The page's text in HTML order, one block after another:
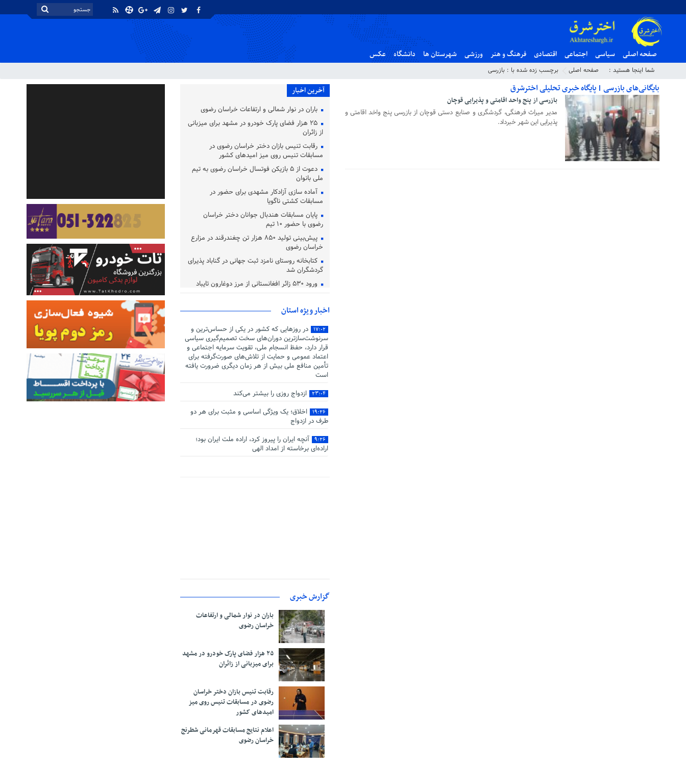
صفحه اصلی سیاسی اجتماعی اقتصادی فرهنگ و هنر ورزشی شهرستان ها دانشگاه عکس
شما اینجا هستید : صفحه اصلی برچسب زده شده با : بازرسی
بایگانی‌های بازرسی | پایگاه خبری تحلیلی اخترشرق
۰۳ فروردین ۱۳۹۹
بازرسی از پنج واحد اقامتی و پذیرایی قوچان
مدیر میراث فرهنگی، گردشگری و صنایع دستی قوچان از بازرسی پنج واخد اقامتی و
پذیرایی این شهر خبرداد.
آخرین اخبار
باران در نوار شمالی و ارتفاعات خراسان رضوی
۲۵ هزار فضای پارک خودرو در مشهد برای میزبانی
از زائران
رقابت تنیس بازان دختر خراسان رضوی در
مسابقات تنیس روی میز امیدهای کشور
دعوت از ۵ بازیکن فوتسال خراسان رضوی به تیم
ملی بانوان
آماده‌ سازی آزادکار مشهدی برای حضور در
مسابقات کشتی ناگویا
پایان مسابقات هندبال جوانان دختر خراسان
رضوی با حضور ۱۰ تیم
پیش‌بینی تولید ۸۵۰ هزار تن چغندرقند در مزارع
خراسان رضوی
کتابخانه روستای نامزد ثبت جهانی در گناباد پذیرای
گردشگران شد
ورود ۵۳۰ زائر افغانستانی از مرز دوغارون تایباد
اخبار ویژه استان
۱۷:۰۲
در روزهایی که کشور در یکی از حساس‌ترین و
سرنوشت‌سازترین دوران‌های سخت تصمیم‌گیری سیاسی
قرار دارد، حفظ انسجام ملی، تقویت سرمایه اجتماعی و
اعتماد عمومی و حمایت از تلاش‌های صورت‌گرفته برای
تأمین منافع ملی بیش از هر زمان دیگری ضرورت یافته
است
۲۳:۰۴ ازدواج روزی را بیشتر می‌کند
۱۹:۲۶
اخلاق؛ یک ویژگی اساسی و مثبت برای هر دو
طرف در ازدواج
۹:۲۶
آنچه ایران را پیروز کرد، اراده ملت ایران بود؛
اراده‌ای برخاسته از امداد الهی
گزارش خبری
باران در نوار شمالی و ارتفاعات
خراسان رضوی
۲۵ هزار فضای پارک خودرو در مشهد
برای میزبانی از زائران
رقابت تنیس بازان دختر خراسان
رضوی در مسابقات تنیس روی میز
امیدهای کشور
اعلام نتایج مسابقات قهرمانی شطرنج
خراسان رضوی